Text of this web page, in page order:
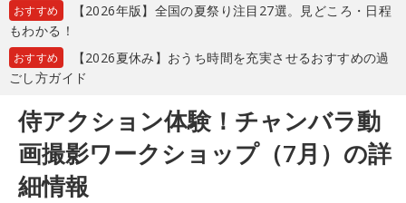
おすすめ
【2026年版】全国の夏祭り注目27選。見どころ・日程
もわかる！
おすすめ
【2026夏休み】おうち時間を充実させるおすすめの過
ごし方ガイド
侍アクション体験！チャンバラ動
画撮影ワークショップ（7月）の詳
細情報